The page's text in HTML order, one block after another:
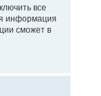
все
информация
сможет в